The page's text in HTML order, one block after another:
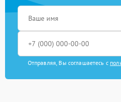
Отправляя, Вы соглашаетесь с